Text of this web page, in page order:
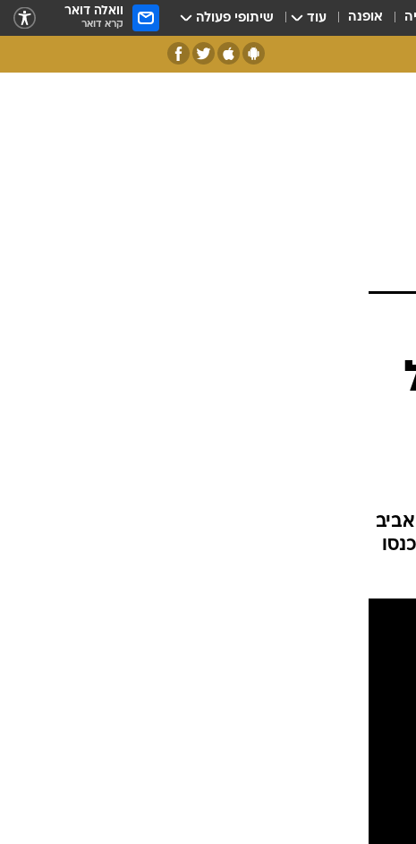
אופנה עוד שיתופי פעולה וואלה דואר
קרא דואר